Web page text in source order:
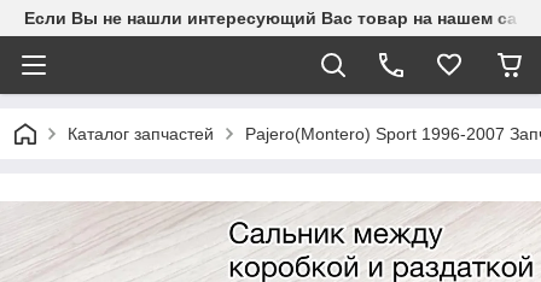
Если Вы не нашли интересующий Вас товар на нашем
Каталог запчастей Pajero(Montero) Sport 1996-2007